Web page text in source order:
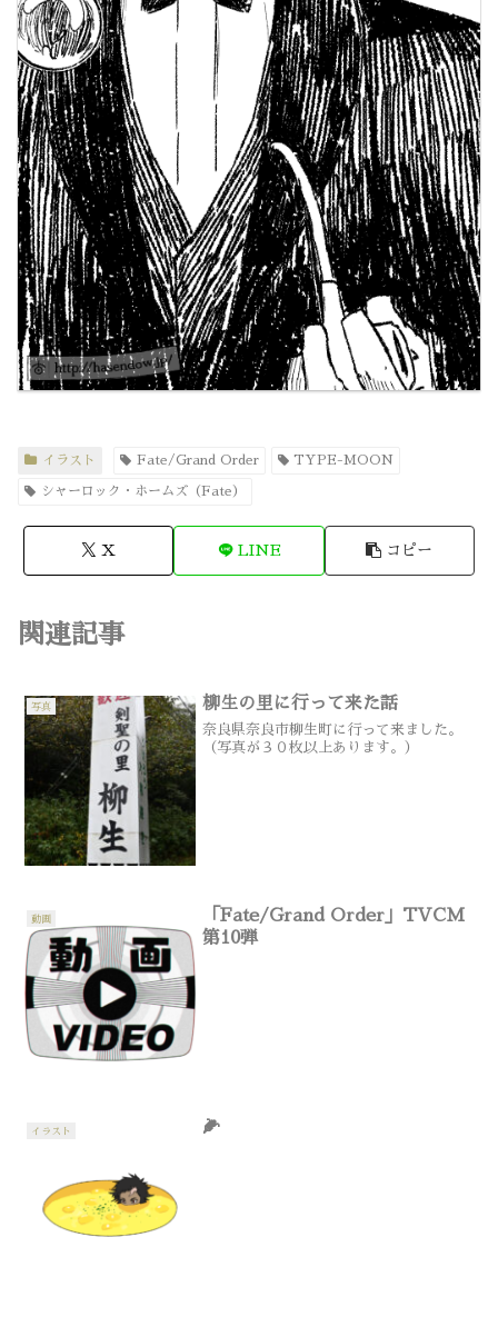
イラスト Fate/Grand Order TYPE-MOON
シャーロック・ホームズ（Fate）
X LINE コピー
関連記事
写真 柳生の里に行って来た話
奈良県奈良市柳生町に行って来ました。
（写真が３０枚以上あります。）
動画
「Fate/Grand Order」TVCM
第10弾
イラスト 🌽